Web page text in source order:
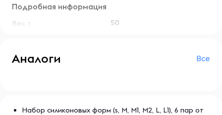
ЛИФТИНГОВЫЙ ТИП форм (S, M) позволяет работать с
подходит для выполнения процедуры ламинирования на
ОКРУГЛЫЙ ТИП форм (M1, M2, L, L1) позволяет работать
Подробная информация
Вес, г 50
Аналоги Все
Набор силиконовых форм (s, M, M1, M2, L, L1), 6 пар от